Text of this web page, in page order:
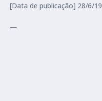
[Data de publicação] 28/6/19
—